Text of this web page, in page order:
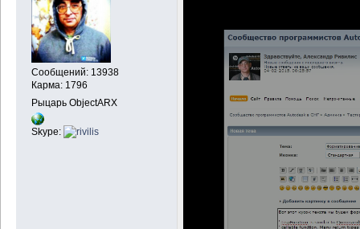
Сообщений: 13938
Карма: 1796
Рыцарь ObjectARX
Skype: